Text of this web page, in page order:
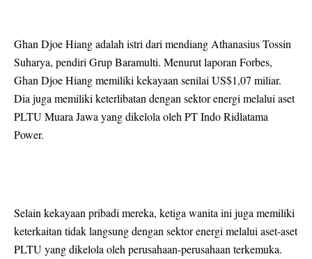
Ghan Djoe Hiang adalah istri dari mendiang Athanasius Tossin
Suharya, pendiri Grup Baramulti. Menurut laporan Forbes,
Ghan Djoe Hiang memiliki kekayaan senilai US$1,07 miliar.
Dia juga memiliki keterlibatan dengan sektor energi melalui aset
PLTU Muara Jawa yang dikelola oleh PT Indo Ridlatama
Power.
Selain kekayaan pribadi mereka, ketiga wanita ini juga memiliki
keterkaitan tidak langsung dengan sektor energi melalui aset-aset
PLTU yang dikelola oleh perusahaan-perusahaan terkemuka.